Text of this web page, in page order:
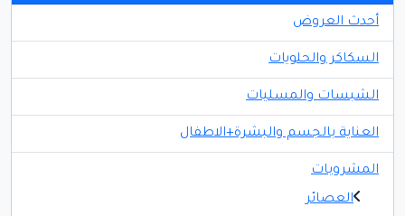
أحدث العروض
السكاكر والحلويات
الشبسات والمسليات
العناية بالجسم والبشرة+الاطفال
المشروبات
العصائر